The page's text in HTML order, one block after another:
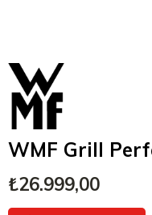
WMF Grill
₺26.999,00